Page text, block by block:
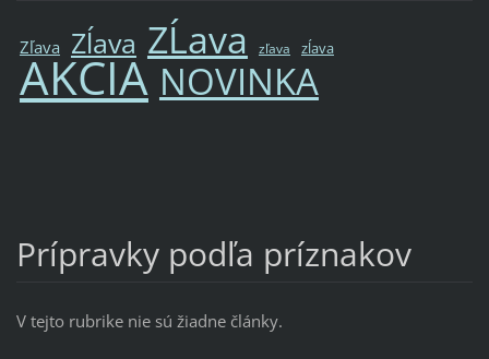
Zľava Zĺava ZĹava zľava zĺava
AKCIA NOVINKA
Prípravky podľa príznakov
V tejto rubrike nie sú žiadne články.